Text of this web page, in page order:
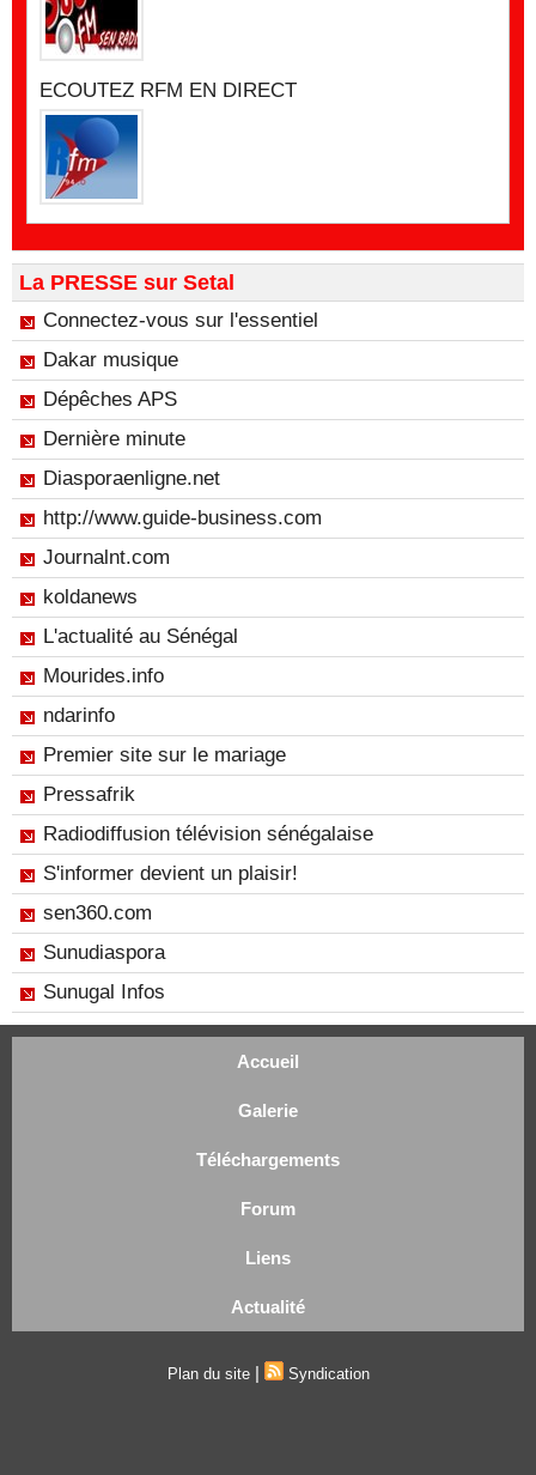
ECOUTEZ RFM EN DIRECT
La PRESSE sur Setal
Connectez-vous sur l'essentiel
Dakar musique
Dépêches APS
Dernière minute
Diasporaenligne.net
http://www.guide-business.com
Journalnt.com
koldanews
L'actualité au Sénégal
Mourides.info
ndarinfo
Premier site sur le mariage
Pressafrik
Radiodiffusion télévision sénégalaise
S'informer devient un plaisir!
sen360.com
Sunudiaspora
Sunugal Infos
Accueil
Galerie
Téléchargements
Forum
Liens
Actualité
Plan du site | Syndication